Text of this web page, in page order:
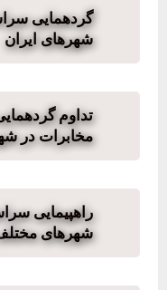
گردهمایی
شهرهای ایران
تداوم
مخابرات در
راهپیمایی
شهرهای